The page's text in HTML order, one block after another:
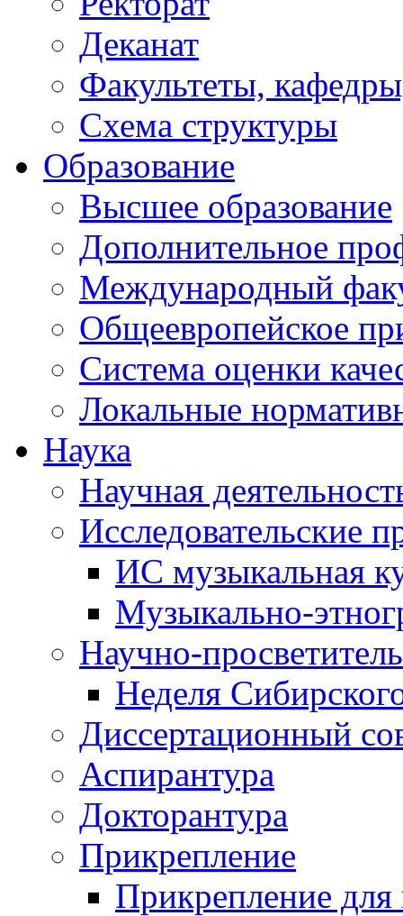
Деканат
Факультеты,
Схема структуры
Образование
Высшее образование
Дополнительное
Международный
Общеевропейское
Система оценки
Локальные
Наука
Научная
Исследовательские
ИС музыкальная
Музыкально-
Научно-
Неделя
Диссертационный
Аспирантура
Докторантура
Прикрепление
Прикрепление для